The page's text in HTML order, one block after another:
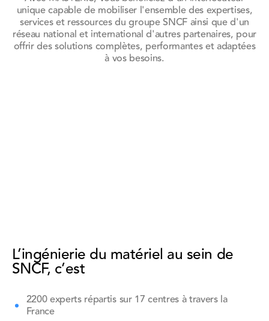
unique capable de mobiliser l'ensemble des expertises,
services et ressources du groupe SNCF ainsi que d'un
réseau national et international d'autres partenaires, pour
offrir des solutions complètes, performantes et adaptées
à vos besoins.
L’ingénierie du matériel au sein de
SNCF, c’est
2200 experts répartis sur 17 centres à travers la
France